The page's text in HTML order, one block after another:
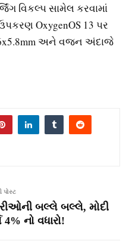
વિકલ્પ સામેલ કરવામાં
OxygenOS 13 પર
અને વજન અંદાજે
પોસ્ટ
બલ્લે બલ્લે, મોદી
નો વધારો!